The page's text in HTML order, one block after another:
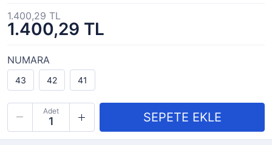
1.400,29 TL
1.400,29 TL
NUMARA
43 42 41
Adet